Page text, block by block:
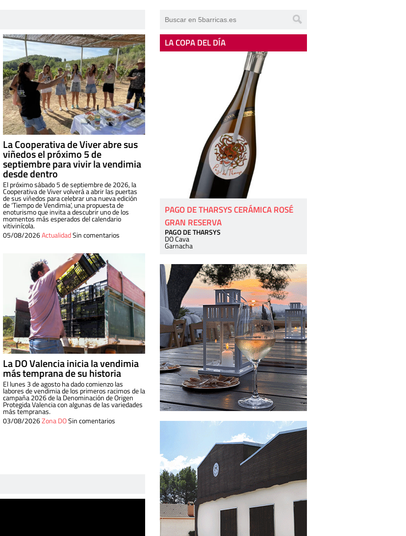
La Cooperativa de Viver abre sus
viñedos el próximo 5 de
septiembre para vivir la vendimia
desde dentro
El próximo sábado 5 de septiembre de 2026, la
Cooperativa de Viver volverá a abrir las puertas
de sus viñedos para celebrar una nueva edición
de ‘Tiempo de Vendimia’, una propuesta de
enoturismo que invita a descubrir uno de los
momentos más esperados del calendario
vitivinícola.
05/08/2026ActualidadSin comentarios
La DO Valencia inicia la vendimia
más temprana de su historia
El lunes 3 de agosto ha dado comienzo las
labores de vendimia de los primeros racimos de la
campaña 2026 de la Denominación de Origen
Protegida Valencia con algunas de las variedades
más tempranas.
03/08/2026Zona DOSin comentarios
LA COPA DEL DÍA
PAGO DE THARSYS CERÁMICA ROSÉ
GRAN RESERVA
PAGO DE THARSYS
DO Cava
Garnacha